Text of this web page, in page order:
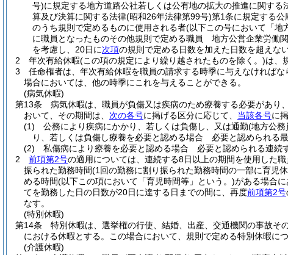
号)に規定する地方道路公社若しくは公有地の拡大の推進に関する
算及び決算に関する法律(昭和26年法律第99号)第1条に規定する公
のうち規則で定めるものに使用される者(以下この号において「地
に職員となったものその他規則で定める職員 地方公営企業労働
を考慮し、20日に次項の規則で定める日数を加えた日数を超えな
2
年次有給休暇(この項の規定により繰り越されたものを除く。)は、
3
任命権者は、年次有給休暇を職員の請求する時季に与えなければな
場合においては、他の時季にこれを与えることができる。
(病気休暇)
第13条
病気休暇は、職員が負傷又は疾病のため療養する必要があり
おいて、その期間は、 次の各号に掲げる区分に応じて、 当該各号に
(1)
公務により疾病にかかり、若しくは負傷し、又は通勤(地方公務
り、若しくは負傷し療養を必要と認める場合 必要と認められる
(2)
私傷病により療養を必要と認める場合 必要と認められる連続
2
前項第2号の適用については、連続する8日以上の期間を使用した職
振られた勤務時間(1回の勤務に割り振られた勤務時間の一部に育児
める時間(以下この項において「育児時間等」という。)がある場合
てを勤務した日の日数が20日に達する日までの間に、再度前項第2号
なす。
(特別休暇)
第14条
特別休暇は、選挙権の行使、結婚、出産、交通機関の事故
における休暇とする。
この場合において、規則で定める特別休暇に
(介護休暇)